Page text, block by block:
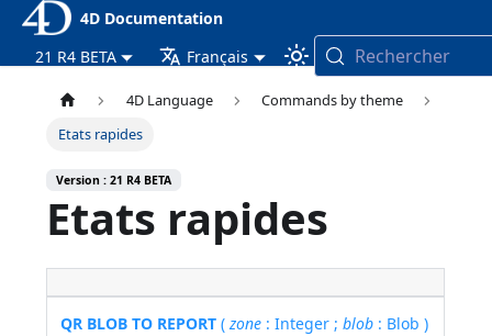
4D Documentation
21 R4 BETA
Français Rechercher
4D Language
Commands by theme
Etats rapides
Version : 21 R4 BETA
Etats rapides
QR BLOB TO REPORT (zone : Integer ;blob : Blob )